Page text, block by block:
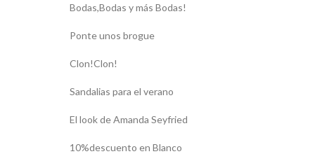
Bodas,Bodas y más Bodas!
Ponte unos brogue
Clon!Clon!
Sandalias para el verano
El look de Amanda Seyfried
10%descuento en Blanco